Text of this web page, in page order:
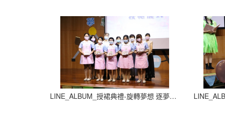
LINE_ALBUM_授裙典禮-旋轉夢想 逐夢飛翔_210927_16